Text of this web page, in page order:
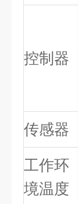
控制器
传感器
工作环
境温度